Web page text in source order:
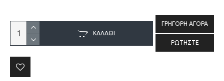
ΚΑΛΆΘΙ
ΓΡΉΓΟΡΗ ΑΓΟΡΆ
ΡΩΤΉΣΤΕ